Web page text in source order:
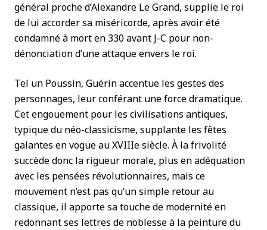
général proche d’Alexandre Le Grand, supplie le roi
de lui accorder sa miséricorde, après avoir été
condamné à mort en 330 avant J-C pour non-
dénonciation d’une attaque envers le roi.
Tel un Poussin, Guérin accentue les gestes des
personnages, leur conférant une force dramatique.
Cet engouement pour les civilisations antiques,
typique du néo-classicisme, supplante les fêtes
galantes en vogue au XVIIIe siècle. À la frivolité
succède donc la rigueur morale, plus en adéquation
avec les pensées révolutionnaires, mais ce
mouvement n’est pas qu’un simple retour au
classique, il apporte sa touche de modernité en
redonnant ses lettres de noblesse à la peinture du